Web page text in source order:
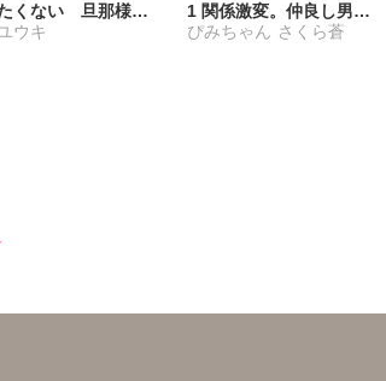
くない 旦那様は
構築のため毎夜H
ウキ
1 関係激変。仲良し男子
が溺愛彼氏になった夜
ぴみちゃん さくら蒼